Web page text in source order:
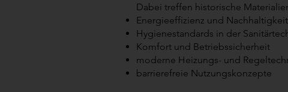
Dabei treffen historische
Energieeffizienz und Nachhaltigkeit
Hygienestandards in der
Komfort und Betriebssicherheit
moderne Heizungs- und
barrierefreie Nutzungskonzepte